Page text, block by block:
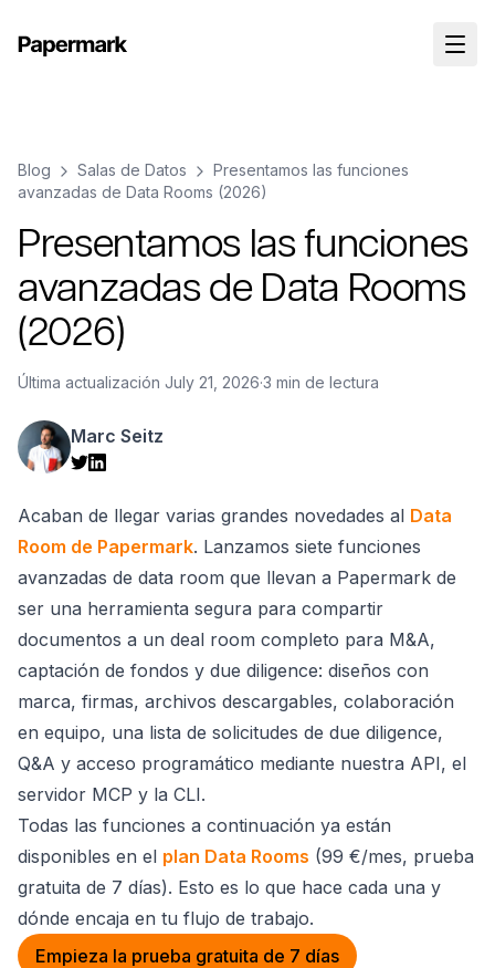
Blog Salas de Datos
Presentamos las funciones
avanzadas de Data Rooms (2026)
Presentamos las funciones
avanzadas de Data Rooms
(2026)
Última actualización July 21, 2026·3 min de lectura
Marc Seitz
Acaban de llegar varias grandes novedades al Data
Room de Papermark. Lanzamos siete funciones
avanzadas de data room que llevan a Papermark de
ser una herramienta segura para compartir
documentos a un deal room completo para M&A,
captación de fondos y due diligence: diseños con
marca, firmas, archivos descargables, colaboración
en equipo, una lista de solicitudes de due diligence,
Q&A y acceso programático mediante nuestra API, el
servidor MCP y la CLI.
Todas las funciones a continuación ya están
disponibles en el plan Data Rooms (99 €/mes, prueba
gratuita de 7 días). Esto es lo que hace cada una y
dónde encaja en tu flujo de trabajo.
Empieza la prueba gratuita de 7 días